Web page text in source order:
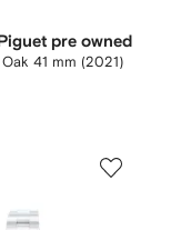
pre owned
41 mm (2021)